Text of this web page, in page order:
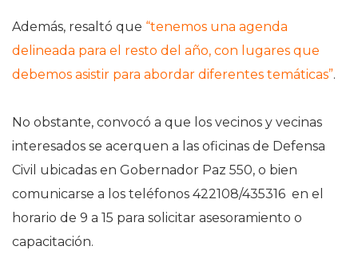
Además, resaltó que “tenemos una agenda
delineada para el resto del año, con lugares que
debemos asistir para abordar diferentes temáticas”.
No obstante, convocó a que los vecinos y vecinas
interesados se acerquen a las oficinas de Defensa
Civil ubicadas en Gobernador Paz 550, o bien
comunicarse a los teléfonos 422108/435316 en el
horario de 9 a 15 para solicitar asesoramiento o
capacitación.